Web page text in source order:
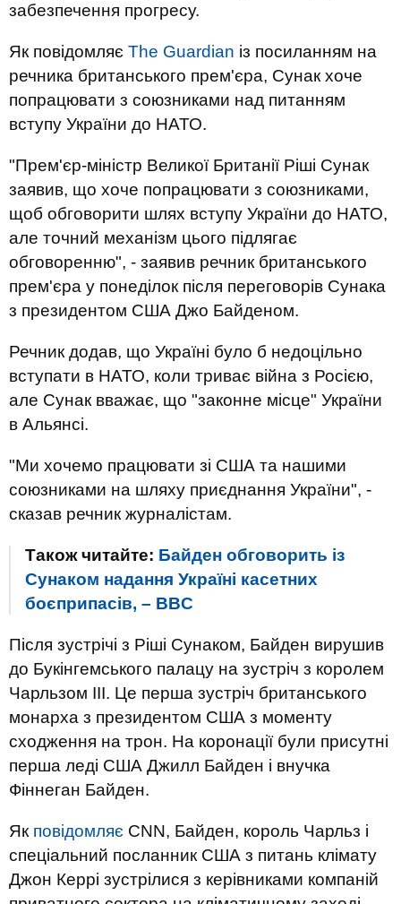
забезпечення прогресу.
Як повідомляє The Guardian із посиланням на
речника британського прем'єра, Сунак хоче
попрацювати з союзниками над питанням
вступу України до НАТО.
"Прем'єр-міністр Великої Британії Ріші Сунак
заявив, що хоче попрацювати з союзниками,
щоб обговорити шлях вступу України до НАТО,
але точний механізм цього підлягає
обговоренню", - заявив речник британського
прем'єра у понеділок після переговорів Сунака
з президентом США Джо Байденом.
Речник додав, що Україні було б недоцільно
вступати в НАТО, коли триває війна з Росією,
але Сунак вважає, що "законне місце" України
в Альянсі.
"Ми хочемо працювати зі США та нашими
союзниками на шляху приєднання України", -
сказав речник журналістам.
Також читайте: Байден обговорить із
Сунаком надання Україні касетних
боєприпасів, – BBC
Після зустрічі з Ріші Сунаком, Байден вирушив
до Букінгемського палацу на зустріч з королем
Чарльзом ІІІ. Це перша зустріч британського
монарха з президентом США з моменту
сходження на трон. На коронації були присутні
перша леді США Джилл Байден і внучка
Фіннеган Байден.
Як повідомляє CNN, Байден, король Чарльз і
спеціальний посланник США з питань клімату
Джон Керрі зустрілися з керівниками компаній